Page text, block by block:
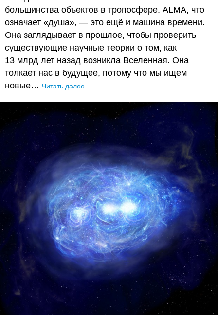
большинства объектов в тропосфере. ALMA, что
означает «душа», — это ещё и машина времени.
Она заглядывает в прошлое, чтобы проверить
существующие научные теории о том, как
13 млрд лет назад возникла Вселенная. Она
толкает нас в будущее, потому что мы ищем
новые… Читать далее…